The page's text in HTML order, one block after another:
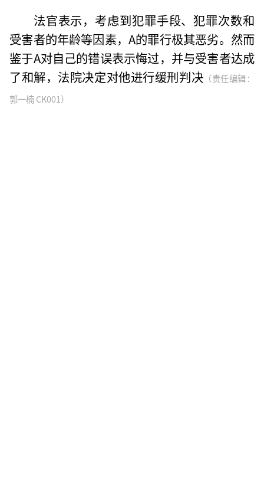
法官表示，考虑到犯罪手段、犯罪次数和
受害者的年龄等因素，A的罪行极其恶劣。然而
鉴于A对自己的错误表示悔过，并与受害者达成
了和解，法院决定对他进行缓刑判决 （责任编辑：
郭一楠 CK001）